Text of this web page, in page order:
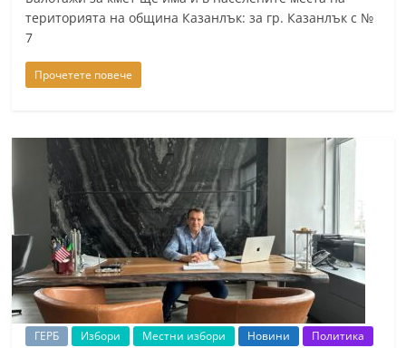
територията на община Казанлък: за гр. Казанлък с №
7
Прочетете повече
ГЕРБ Избори Местни избори Новини Политика